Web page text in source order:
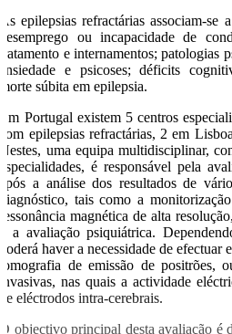
As epilepsias refractárias associam-se
desemprego ou incapacidade de
tratamento e internamentos; patologias
ansiedade e psicoses; déficits
morte súbita em epilepsia.
Em Portugal existem 5 centros
com epilepsias refractárias, 2 em
Nestes, uma equipa multidisciplinar,
especialidades, é responsável pela
após a análise dos resultados de
diagnóstico, tais como a
ressonância magnética de alta
e a avaliação psiquiátrica.
poderá haver a necessidade de efectuar
tomografia de emissão de positrões,
invasivas, nas quais a actividade
de eléctrodos intra-cerebrais.
O objectivo principal desta avaliação é